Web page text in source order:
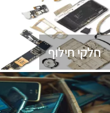
חלקי חילוף